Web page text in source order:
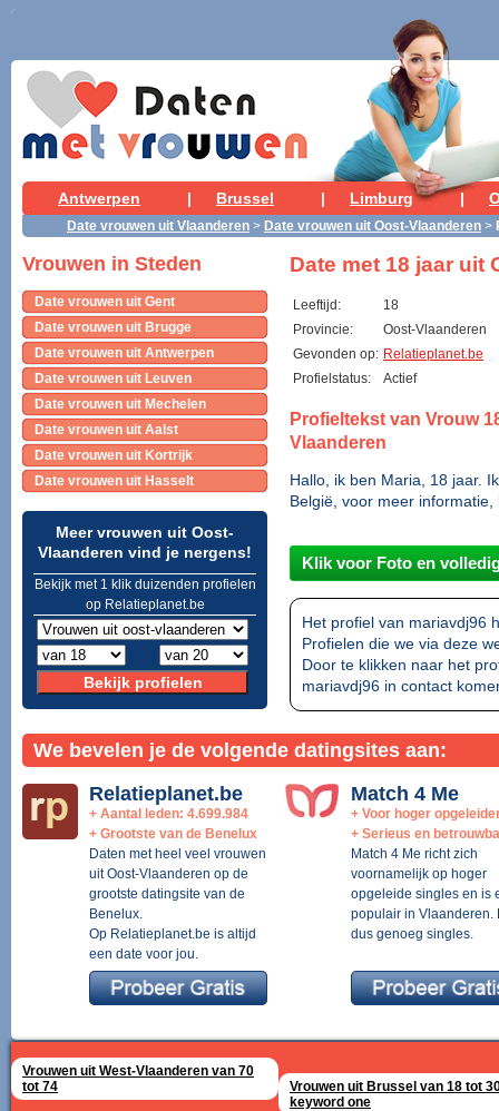
Antwerpen | Brussel | Limburg |
Date vrouwen uit Vlaanderen > Date vrouwen uit Oost-Vlaanderen >
Vrouwen in Steden
Date vrouwen uit Gent
Date vrouwen uit Brugge
Date vrouwen uit Antwerpen
Date vrouwen uit Leuven
Date vrouwen uit Mechelen
Date vrouwen uit Aalst
Date vrouwen uit Kortrijk
Date vrouwen uit Hasselt
Meer vrouwen uit Oost-
Vlaanderen vind je nergens!
Bekijk met 1 klik duizenden profielen
op Relatieplanet.be
Date met 18 jaar uit
Leeftijd:
18
Provincie:
Oost-Vlaanderen
Gevonden op: Relatieplanet.be
Profielstatus:
Actief
Profieltekst van Vrouw
Vlaanderen
Hallo, ik ben Maria, 18 jaar.
België, voor meer
Klik voor Foto en
Het profiel van mariavdj96
Profielen die we via deze
Door te klikken naar het
mariavdj96 in contact
We bevelen je de volgende datingsites aan:
Relatieplanet.be
+ Aantal leden: 4.699.984
+ Grootste van de Benelux
Daten met heel veel vrouwen
uit Oost-Vlaanderen op de
grootste datingsite van de
Benelux.
Op Relatieplanet.be is altijd
een date voor jou.
Match 4 Me
+ Voor hoger
+ Serieus en
Match 4 Me richt zich
voornamelijk op hoger
opgeleide singles en is
populair in Vlaanderen.
dus genoeg singles.
Vrouwen uit West-Vlaanderen van 70
tot 74
Vrouwen uit Brussel van 18 tot
keyword one